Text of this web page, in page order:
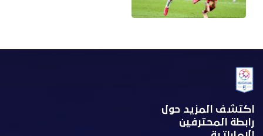
اكتشف المزيد حول
رابطة المحترفين